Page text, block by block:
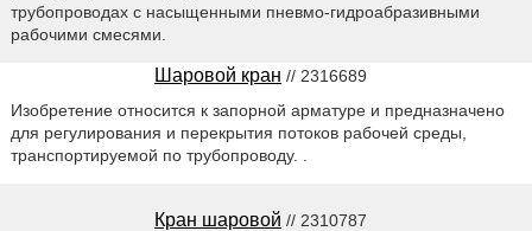
трубопроводах с насыщенными пневмо-гидроабразивными
рабочими смесями.
Шаровой кран // 2316689
Изобретение относится к запорной арматуре и предназначено
для регулирования и перекрытия потоков рабочей среды,
транспортируемой по трубопроводу. .
Кран шаровой // 2310787